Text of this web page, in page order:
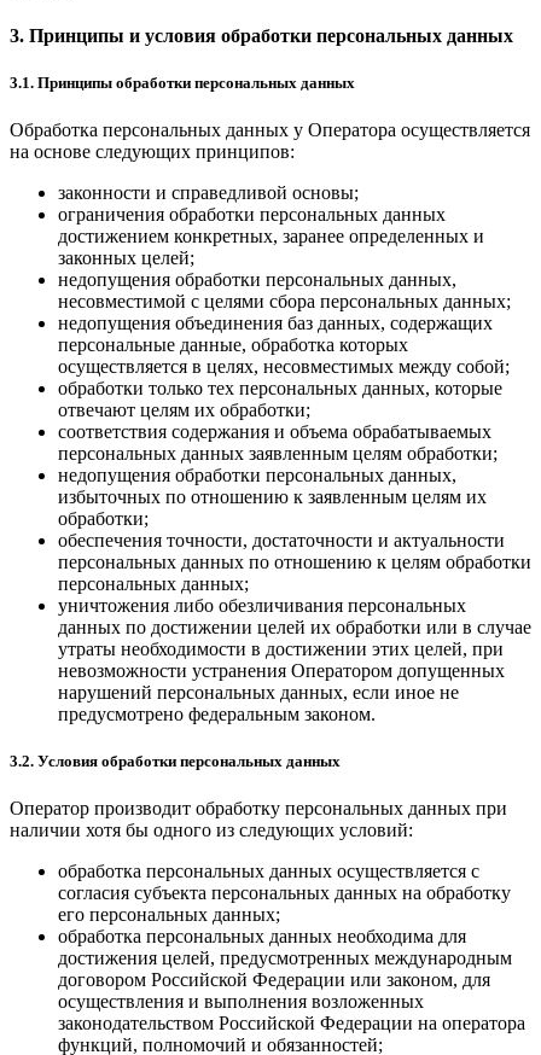
3. Принципы и условия обработки персональных данных
3.1. Принципы обработки персональных данных
Обработка персональных данных у Оператора осуществляется
на основе следующих принципов:
законности и справедливой основы;
ограничения обработки персональных данных
достижением конкретных, заранее определенных и
законных целей;
недопущения обработки персональных данных,
несовместимой с целями сбора персональных данных;
недопущения объединения баз данных, содержащих
персональные данные, обработка которых
осуществляется в целях, несовместимых между собой;
обработки только тех персональных данных, которые
отвечают целям их обработки;
соответствия содержания и объема обрабатываемых
персональных данных заявленным целям обработки;
недопущения обработки персональных данных,
избыточных по отношению к заявленным целям их
обработки;
обеспечения точности, достаточности и актуальности
персональных данных по отношению к целям обработки
персональных данных;
уничтожения либо обезличивания персональных
данных по достижении целей их обработки или в случае
утраты необходимости в достижении этих целей, при
невозможности устранения Оператором допущенных
нарушений персональных данных, если иное не
предусмотрено федеральным законом.
3.2. Условия обработки персональных данных
Оператор производит обработку персональных данных при
наличии хотя бы одного из следующих условий:
обработка персональных данных осуществляется с
согласия субъекта персональных данных на обработку
его персональных данных;
обработка персональных данных необходима для
достижения целей, предусмотренных международным
договором Российской Федерации или законом, для
осуществления и выполнения возложенных
законодательством Российской Федерации на оператора
функций, полномочий и обязанностей;